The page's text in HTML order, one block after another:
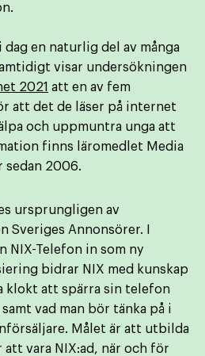
dag en naturlig del av många
visar undersökningen
2021 att en av fem
att det de läser på internet
och uppmuntra unga att
finns läromedlet Media
sedan 2006.
ursprungligen av
Sveriges Annonsörer. I
NIX-Telefon in som ny
bidrar NIX med kunskap
klokt att spärra sin telefon
vad man bör tänka på i
Målet är att utbilda
att vara NIX:ad, när och för